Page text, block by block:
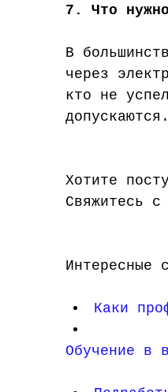
7. Что
В
через
кто не
Хотите
Свяжитесь с
Интересные
Каки
Обучение в